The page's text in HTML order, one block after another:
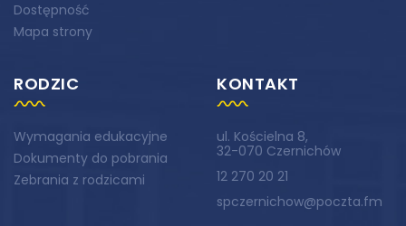
Dostępność
Mapa strony
RODZIC
Wymagania edukacyjne
Dokumenty do pobrania
Zebrania z rodzicami
KONTAKT
ul. Kościelna 8,
32-070 Czernichów
12 270 20 21
spczernichow@poczta.fm